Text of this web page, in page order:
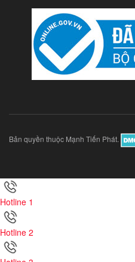
Bản quyền thuộc Mạnh Tiến Phát.
Hotline 1
Hotline 2